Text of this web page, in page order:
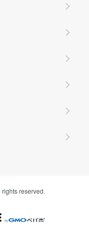
reserved.